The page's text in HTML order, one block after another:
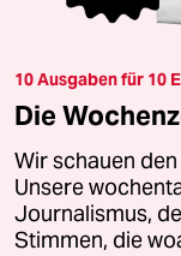
10 Ausgaben für 10
Die
Wir schauen
Unsere
Journalismus,
Stimmen, die